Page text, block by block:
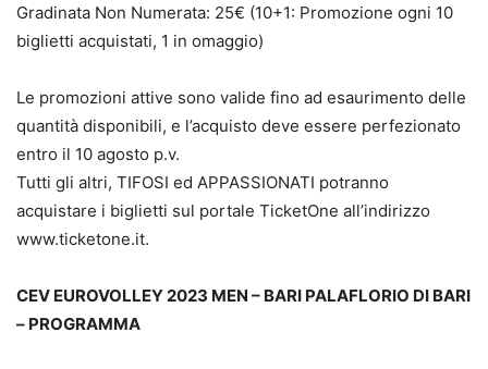
Gradinata Non Numerata: 25€ (10+1: Promozione ogni 10
biglietti acquistati, 1 in omaggio)
Le promozioni attive sono valide fino ad esaurimento delle
quantità disponibili, e l’acquisto deve essere perfezionato
entro il 10 agosto p.v.
Tutti gli altri, TIFOSI ed APPASSIONATI potranno
acquistare i biglietti sul portale TicketOne all’indirizzo
www.ticketone.it.
CEV EUROVOLLEY 2023 MEN – BARI PALAFLORIO DI BARI
– PROGRAMMA